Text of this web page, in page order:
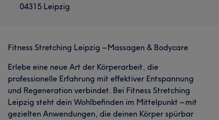
Fitness
04315 Leipzig
Fitness Stretching Leipzig – Massagen & Bodycare
Erlebe eine neue Art der Körperarbeit, die
professionelle Erfahrung mit effektiver Entspannung
und Regeneration verbindet. Bei Fitness Stretching
Leipzig steht dein Wohlbefinden im Mittelpunkt – mit
gezielten Anwendungen, die deinen Körper spürbar